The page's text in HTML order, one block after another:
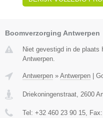
Boomverzorging Antwerpen
Niet gevestigd in de plaats
Antwerpen.
Antwerpen » Antwerpen |
Driekoningenstraat 2600
Tel: +32 460 23 90 15 , Fax: